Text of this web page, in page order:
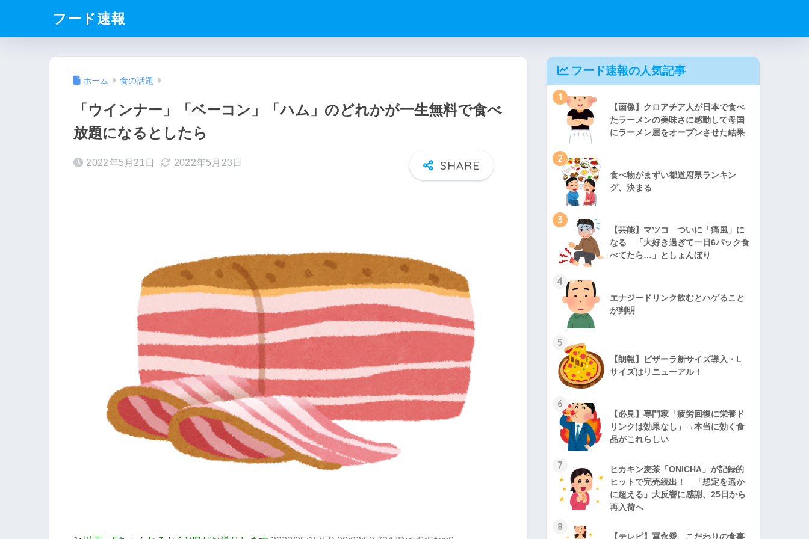
フード速報
ホーム 食の話題
「ウインナー」「ベーコン」「ハム」のどれかが一生無料で食べ
放題になるとしたら
2022年5月21日 2022年5月23日
フード速報の人気記事
1
【画像】クロアチア人が日本で食べ
たラーメンの美味さに感動して母国
にラーメン屋をオープンさせた結果
2
食べ物がまずい都道府県ランキン
グ、決まる
3
【芸能】マツコ ついに「痛風」に
なる 「大好き過ぎて一日6パック食
べてたら…」としょんぼり
4
エナジードリンク飲むとハゲること
が判明
5
【朗報】ピザーラ新サイズ導入・L
サイズはリニューアル！
6
【必見】専門家「疲労回復に栄養ド
リンクは効果なし」→本当に効く食
品がこれらしい
7
ヒカキン麦茶「ONICHA」が記録的
ヒットで完売続出！ 「想定を遥か
に超える」大反響に感謝、25日から
再入荷へ
8
【テレビ】冨永愛、こだわりの食事